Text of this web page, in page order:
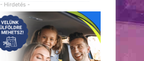
- Hirdetés -